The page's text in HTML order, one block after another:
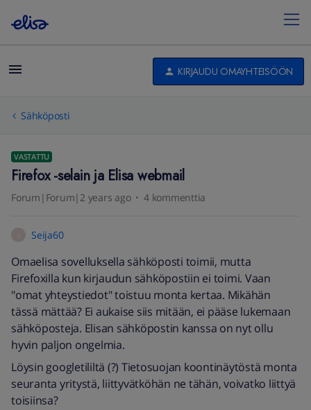
KIRJAUDU OMAYHTEISÖÖN
Sähköposti
VASTATTU
Firefox -selain ja Elisa webmail
Forum|Forum|2 years ago 4 kommenttia
Seija60
Omaelisa sovelluksella sähköposti toimii, mutta
Firefoxilla kun kirjaudun sähköpostiin ei toimi. Vaan
"omat yhteystiedot" toistuu monta kertaa. Mikähän
tässä mättää? Ei aukaise siis mitään, ei pääse lukemaan
sähköposteja. Elisan sähköpostin kanssa on nyt ollu
hyvin paljon ongelmia.
Löysin googletililtä (?) Tietosuojan koontinäytöstä monta
seuranta yritystä, liittyvätköhän ne tähän, voivatko liittyä
toisiinsa?